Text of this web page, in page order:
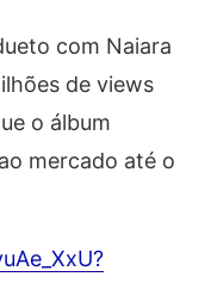
com Naiara
de views
o álbum
mercado até o